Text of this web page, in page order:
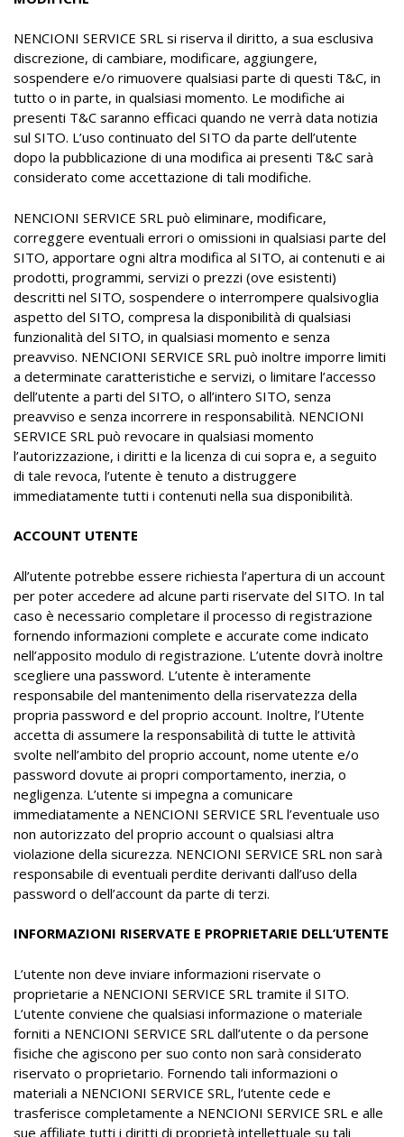
NENCIONI SERVICE SRL si riserva il diritto, a sua esclusiva
discrezione, di cambiare, modificare, aggiungere,
sospendere e/o rimuovere qualsiasi parte di questi T&C, in
tutto o in parte, in qualsiasi momento. Le modifiche ai
presenti T&C saranno efficaci quando ne verrà data notizia
sul SITO. L’uso continuato del SITO da parte dell’utente
dopo la pubblicazione di una modifica ai presenti T&C sarà
considerato come accettazione di tali modifiche.
NENCIONI SERVICE SRL può eliminare, modificare,
correggere eventuali errori o omissioni in qualsiasi parte del
SITO, apportare ogni altra modifica al SITO, ai contenuti e ai
prodotti, programmi, servizi o prezzi (ove esistenti)
descritti nel SITO, sospendere o interrompere qualsivoglia
aspetto del SITO, compresa la disponibilità di qualsiasi
funzionalità del SITO, in qualsiasi momento e senza
preavviso. NENCIONI SERVICE SRL può inoltre imporre limiti
a determinate caratteristiche e servizi, o limitare l’accesso
dell’utente a parti del SITO, o all’intero SITO, senza
preavviso e senza incorrere in responsabilità. NENCIONI
SERVICE SRL può revocare in qualsiasi momento
l’autorizzazione, i diritti e la licenza di cui sopra e, a seguito
di tale revoca, l’utente è tenuto a distruggere
immediatamente tutti i contenuti nella sua disponibilità.
ACCOUNT UTENTE
All’utente potrebbe essere richiesta l’apertura di un account
per poter accedere ad alcune parti riservate del SITO. In tal
caso è necessario completare il processo di registrazione
fornendo informazioni complete e accurate come indicato
nell’apposito modulo di registrazione. L’utente dovrà inoltre
scegliere una password. L’utente è interamente
responsabile del mantenimento della riservatezza della
propria password e del proprio account. Inoltre, l’Utente
accetta di assumere la responsabilità di tutte le attività
svolte nell’ambito del proprio account, nome utente e/o
password dovute ai propri comportamento, inerzia, o
negligenza. L’utente si impegna a comunicare
immediatamente a NENCIONI SERVICE SRL l’eventuale uso
non autorizzato del proprio account o qualsiasi altra
violazione della sicurezza. NENCIONI SERVICE SRL non sarà
responsabile di eventuali perdite derivanti dall’uso della
password o dell’account da parte di terzi.
INFORMAZIONI RISERVATE E PROPRIETARIE DELL’UTENTE
L’utente non deve inviare informazioni riservate o
proprietarie a NENCIONI SERVICE SRL tramite il SITO.
L’utente conviene che qualsiasi informazione o materiale
forniti a NENCIONI SERVICE SRL dall’utente o da persone
fisiche che agiscono per suo conto non sarà considerato
riservato o proprietario. Fornendo tali informazioni o
materiali a NENCIONI SERVICE SRL, l’utente cede e
trasferisce completamente a NENCIONI SERVICE SRL e alle
sue affiliate tutti i diritti di proprietà intellettuale su tali